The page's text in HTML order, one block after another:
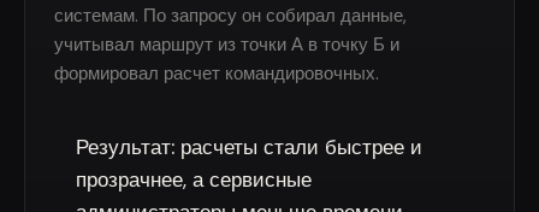
системам. По запросу он собирал данные,
учитывал маршрут из точки А в точку Б и
формировал расчет командировочных.
Результат: расчеты стали быстрее и
прозрачнее, а сервисные